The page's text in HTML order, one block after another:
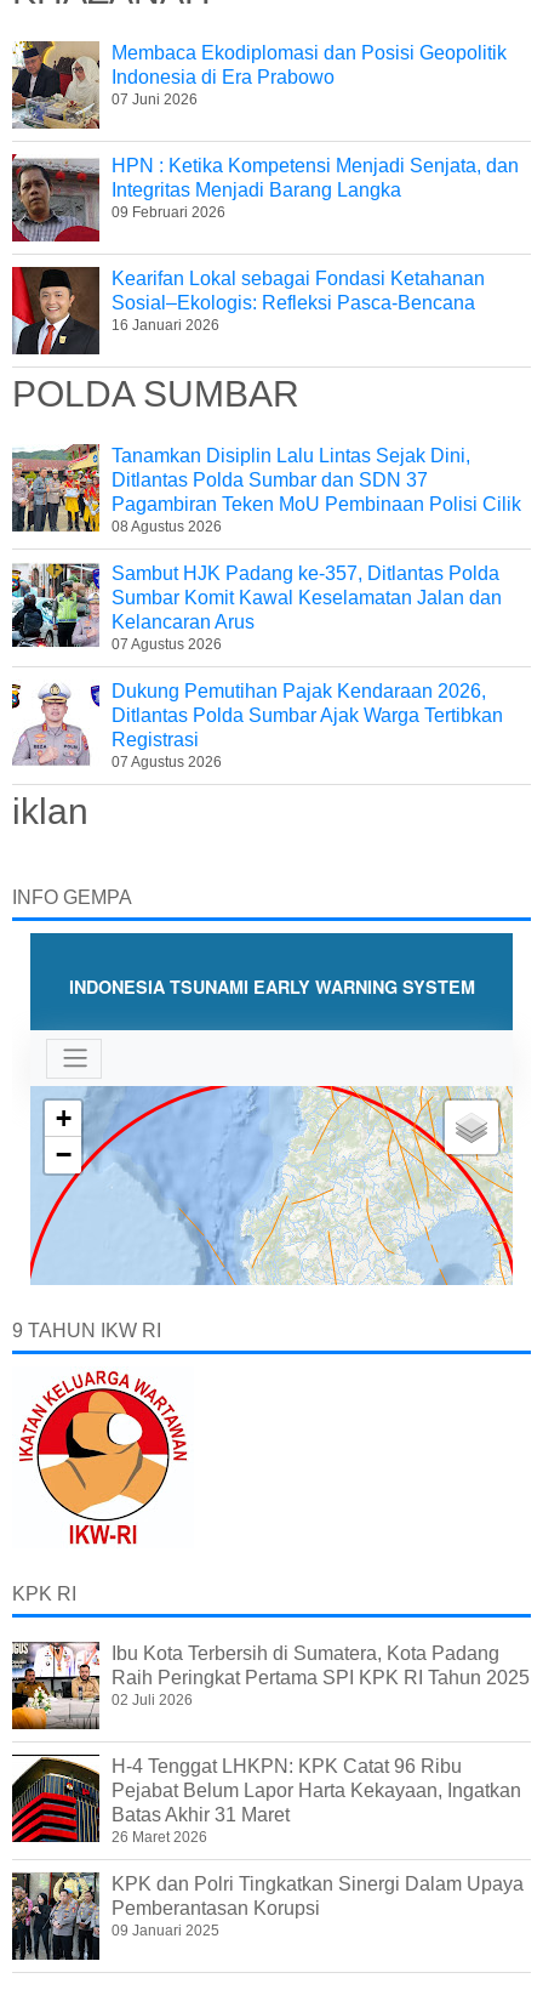
Membaca Ekodiplomasi dan Posisi Geopolitik
Indonesia di Era Prabowo
07 Juni 2026
HPN : Ketika Kompetensi Menjadi Senjata, dan
Integritas Menjadi Barang Langka
09 Februari 2026
Kearifan Lokal sebagai Fondasi Ketahanan
Sosial–Ekologis: Refleksi Pasca-Bencana
16 Januari 2026
POLDA SUMBAR
Tanamkan Disiplin Lalu Lintas Sejak Dini,
Ditlantas Polda Sumbar dan SDN 37
Pagambiran Teken MoU Pembinaan Polisi Cilik
08 Agustus 2026
Sambut HJK Padang ke-357, Ditlantas Polda
Sumbar Komit Kawal Keselamatan Jalan dan
Kelancaran Arus
07 Agustus 2026
Dukung Pemutihan Pajak Kendaraan 2026,
Ditlantas Polda Sumbar Ajak Warga Tertibkan
Registrasi
07 Agustus 2026
iklan
INFO GEMPA
9 TAHUN IKW RI
KPK RI
Ibu Kota Terbersih di Sumatera, Kota Padang
Raih Peringkat Pertama SPI KPK RI Tahun 2025
02 Juli 2026
H-4 Tenggat LHKPN: KPK Catat 96 Ribu
Pejabat Belum Lapor Harta Kekayaan, Ingatkan
Batas Akhir 31 Maret
26 Maret 2026
KPK dan Polri Tingkatkan Sinergi Dalam Upaya
Pemberantasan Korupsi
09 Januari 2025